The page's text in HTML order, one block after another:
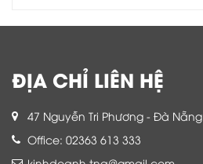
ĐỊA CHỈ LIÊN HỆ
47 Nguyễn Tri Phương - Đà Nẵng
Office: 02363 613 333